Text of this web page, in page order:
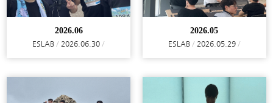
2026.06
ESLAB 2026.06.30
2026.05
ESLAB 2026.05.29